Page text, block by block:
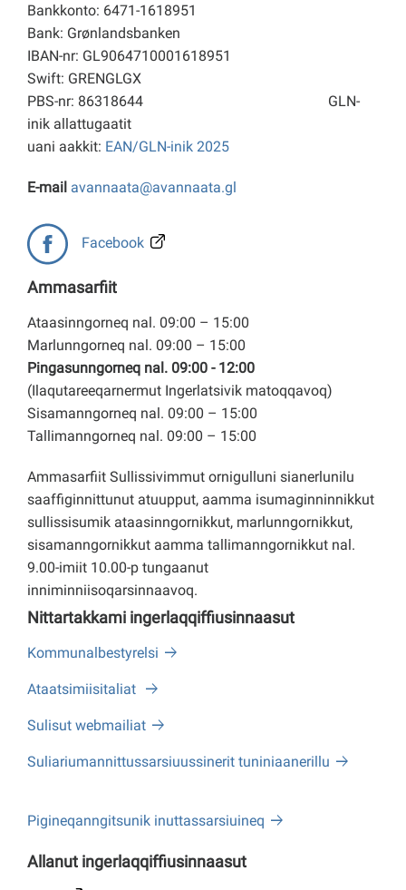
Bankkonto: 6471-1618951
Bank: Grønlandsbanken
IBAN-nr: GL9064710001618951
Swift: GRENGLGX
PBS-nr: 86318644 GLN-
inik allattugaatit
uani aakkit: EAN/GLN-inik 2025
E-mail avannaata@avannaata.gl
Facebook
Ammasarfiit
Ataasinngorneq nal. 09:00 – 15:00
Marlunngorneq nal. 09:00 – 15:00
Pingasunngorneq nal. 09:00 - 12:00
(Ilaqutareeqarnermut Ingerlatsivik matoqqavoq)
Sisamanngorneq nal. 09:00 – 15:00
Tallimanngorneq nal. 09:00 – 15:00
Ammasarfiit Sullissivimmut ornigulluni sianerlunilu
saaffiginnittunut atuupput, aamma isumaginninnikkut
sullissisumik ataasinngornikkut, marlunngornikkut,
sisamanngornikkut aamma tallimanngornikkut nal.
9.00-imiit 10.00-p tungaanut
inniminniisoqarsinnaavoq.
Nittartakkami ingerlaqqiffiusinnaasut
Kommunalbestyrelsi
Ataatsimiisitaliat
Sulisut webmailiat
Suliariumannittussarsiuussinerit tuniniaanerillu
Pigineqanngitsunik inuttassarsiuineq
Allanut ingerlaqqiffiusinnaasut